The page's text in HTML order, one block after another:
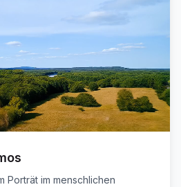
Porträt im menschlichen